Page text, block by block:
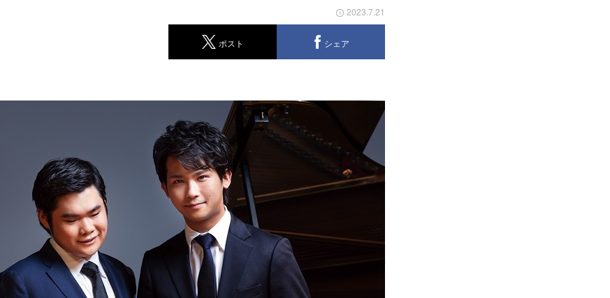
2023.7.21
ポスト シェア